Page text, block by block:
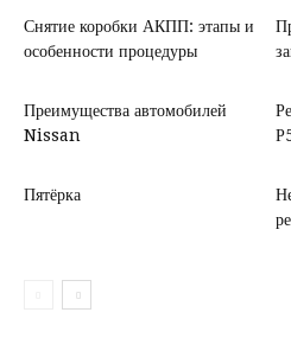
Снятие коробки АКПП: этапы и
особенности процедуры
Преимущества автомобилей
Nissan
Пятёрка